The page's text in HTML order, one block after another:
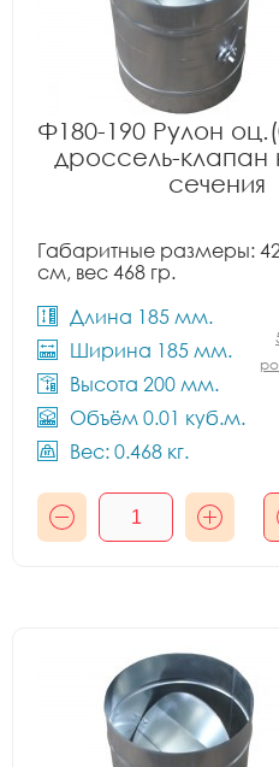
Ф180-190 Рулон
дроссель-клапан
сечения
Габаритные размеры: 42
см, вес 468 гр.
Длина 185 мм.
Ширина 185 мм.
Высота 200 мм.
Объём 0.01 куб.м.
Вес: 0.468 кг.